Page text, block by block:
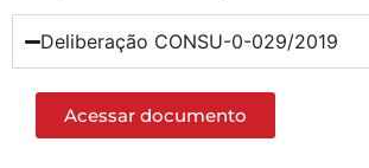
Deliberação CONSU-0-029/2019
Acessar documento